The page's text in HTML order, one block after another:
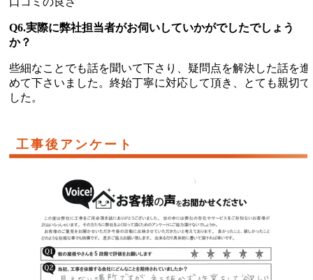
Q6.実際に弊社担当者がお伺いしていかがでしたでしょう
か？
些細なことでも話を聞いて下さり、疑問点を解決した話を進
めて下さいました。終始丁寧に対応して頂き、とても親切で
した。
工事後アンケート